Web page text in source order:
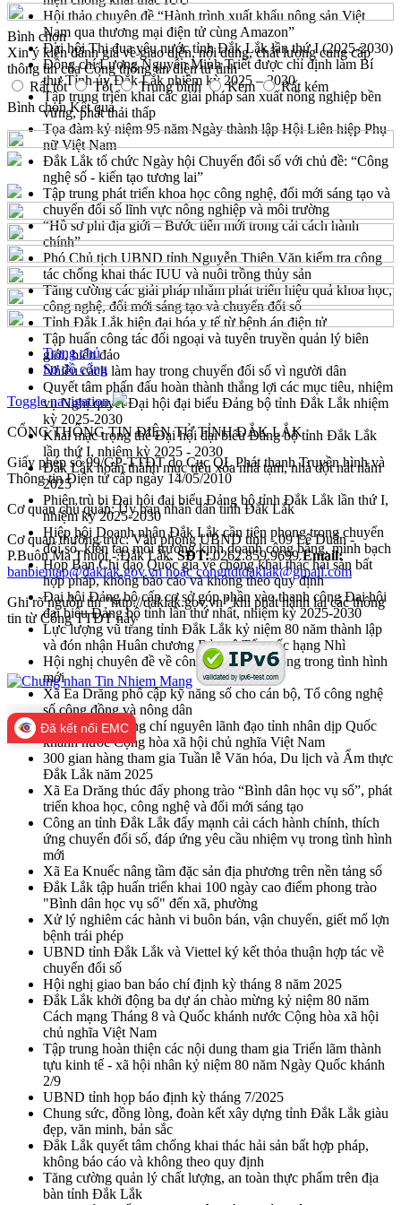
Hội thảo chuyên đề “Hành trình xuất khẩu nông sản Việt
Nam qua thương mại điện tử cùng Amazon”
Đại hội Thi đua yêu nước tỉnh Đắk Lắk lần thứ I (2025-2030)
Đồng chí Lương Nguyễn Minh Triết được chỉ định làm Bí
thư Tỉnh ủy Đắk Lắk nhiệm kỳ 2025 – 2030
Tập trung triển khai các giải pháp sản xuất nông nghiệp bền
vững, phát thải thấp
Tọa đàm kỷ niệm 95 năm Ngày thành lập Hội Liên hiệp Phụ
nữ Việt Nam
Đắk Lắk tổ chức Ngày hội Chuyển đổi số với chủ đề: “Công
nghệ số - kiến tạo tương lai”
Tập trung phát triển khoa học công nghệ, đổi mới sáng tạo và
chuyển đổi số lĩnh vực nông nghiệp và môi trường
“Hồ sơ phi địa giới – Bước tiến mới trong cải cách hành
chính”
Phó Chủ tịch UBND tỉnh Nguyễn Thiên Văn kiểm tra công
tác chống khai thác IUU và nuôi trồng thủy sản
Tăng cường các giải pháp nhằm phát triển hiệu quả khoa học,
công nghệ, đổi mới sáng tạo và chuyển đổi số
Tỉnh Đắk Lắk hiện đại hóa y tế từ bệnh án điện tử
Tập huấn công tác đối ngoại và tuyên truyền quản lý biên
giới, biển đảo
Nhiều cách làm hay trong chuyển đổi số vì người dân
Quyết tâm phấn đấu hoàn thành thắng lợi các mục tiêu, nhiệm
vụ Nghị quyết Đại hội đại biểu Đảng bộ tỉnh Đắk Lắk nhiệm
kỳ 2025-2030
Khai mạc trọng thể Đại hội đại biểu Đảng bộ tỉnh Đắk Lắk
lần thứ I, nhiệm kỳ 2025 - 2030
Đắk Lắk hoàn thành mục tiêu xóa nhà tạm, nhà dột nát năm
2025
Phiên trù bị Đại hội đại biểu Đảng bộ tỉnh Đắk Lắk lần thứ I,
nhiệm kỳ 2025-2030
Hiệp hội Doanh nhân Đắk Lắk cần tiên phong trong chuyển
đổi số, kiến tạo môi trường kinh doanh công bằng, minh bạch
Họp Ban Chỉ đạo Quốc gia về chống khai thác hải sản bất
hợp pháp, không báo cáo và không theo quy định
Đại hội Đảng bộ cấp cơ sở góp phần vào thanh công Đại hội
đại biểu Đảng bộ tỉnh lần thứ nhất, nhiệm kỳ 2025-2030
Lực lượng vũ trang tỉnh Đắk Lắk kỷ niệm 80 năm thành lập
và đón nhận Huân chương Bảo vệ Tổ quốc hạng Nhì
Hội nghị chuyên đề về công tác khuyến nông trong tình hình
mới
Xã Ea Drăng phổ cập kỹ năng số cho cán bộ, Tổ công nghệ
số cộng đồng và nông dân
Gặp mặt các đồng chí nguyên lãnh đạo tỉnh nhân dịp Quốc
khánh nước Cộng hòa xã hội chủ nghĩa Việt Nam
300 gian hàng tham gia Tuần lễ Văn hóa, Du lịch và Ẩm thực
Đắk Lắk năm 2025
Xã Ea Drăng thúc đẩy phong trào “Bình dân học vụ số”, phát
triển khoa học, công nghệ và đổi mới sáng tạo
Công an tỉnh Đắk Lắk đẩy mạnh cải cách hành chính, thích
ứng chuyển đổi số, đáp ứng yêu cầu nhiệm vụ trong tình hình
mới
Xã Ea Knuếc nâng tầm đặc sản địa phương trên nền tảng số
Đắk Lắk tập huấn triển khai 100 ngày cao điểm phong trào
"Bình dân học vụ số" đến xã, phường
Xử lý nghiêm các hành vi buôn bán, vận chuyển, giết mổ lợn
bệnh trái phép
UBND tỉnh Đắk Lắk và Viettel ký kết thỏa thuận hợp tác về
chuyển đổi số
Hội nghị giao ban báo chí định kỳ tháng 8 năm 2025
Đắk Lắk khởi động ba dự án chào mừng kỷ niệm 80 năm
Cách mạng Tháng 8 và Quốc khánh nước Cộng hòa xã hội
chủ nghĩa Việt Nam
Tập trung hoàn thiện các nội dung tham gia Triển lãm thành
tựu kinh tế - xã hội nhân kỷ niệm 80 năm Ngày Quốc khánh
2/9
UBND tỉnh họp báo định kỳ tháng 7/2025
Chung sức, đồng lòng, đoàn kết xây dựng tỉnh Đắk Lắk giàu
đẹp, văn minh, bản sắc
Đắk Lắk quyết tâm chống khai thác hải sản bất hợp pháp,
không báo cáo và không theo quy định
Tăng cường quản lý chất lượng, an toàn thực phẩm trên địa
bàn tỉnh Đắk Lắk
Bình chọn
Xin ý kiến đánh giá về giao diện, nội dung, chất lượng cung cấp
thông tin của Cổng thông tin điện tử tỉnh
Rất tốt
Tốt Trung bình Kém
Rất kém
Bình chọnKết quả
Trang chủ
Sơ đồ cổng
Toggle navigation
CỔNG THÔNG TIN ĐIỆN TỬ TỈNH ĐẮK LẮK
Giấy phép số 99/GP-TTĐT do Cục QL Phát thanh Truyền hình và
Thông tin Điện tử cấp ngày 14/05/2010
Cơ quan chủ quản: Ủy ban nhân dân tỉnh Đắk Lắk
Cơ quan thường trực: Văn phòng UBND tỉnh - 09 Lê Duẩn -
P.Buôn Ma Thuột - Đắk Lắk.SĐT:0262.859.9699Email:
banbientap@daklak.gov.vn hoặc congttdtdaklak@gmail.com
Ghi rõ nguồn tin "http://daklak.gov.vn" khi phát hành lại các thông
tin từ Cổng TTĐT này
Đã kết nối EMC